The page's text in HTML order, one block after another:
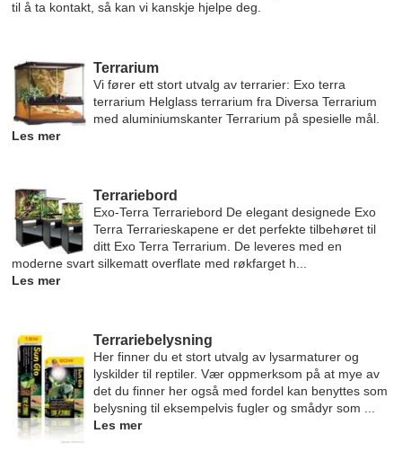
til å ta kontakt, så kan vi kanskje hjelpe deg.
Terrarium
Vi fører ett stort utvalg av terrarier: Exo terra
terrarium Helglass terrarium fra Diversa Terrarium
med aluminiumskanter Terrarium på spesielle mål.
Les mer
Terrariebord
Exo-Terra Terrariebord De elegant designede Exo
Terra Terrarieskapene er det perfekte tilbehøret til
ditt Exo Terra Terrarium. De leveres med en
moderne svart silkematt overflate med røkfarget h...
Les mer
Terrariebelysning
Her finner du et stort utvalg av lysarmaturer og
lyskilder til reptiler. Vær oppmerksom på at mye av
det du finner her også med fordel kan benyttes som
belysning til eksempelvis fugler og smådyr som ...
Les mer